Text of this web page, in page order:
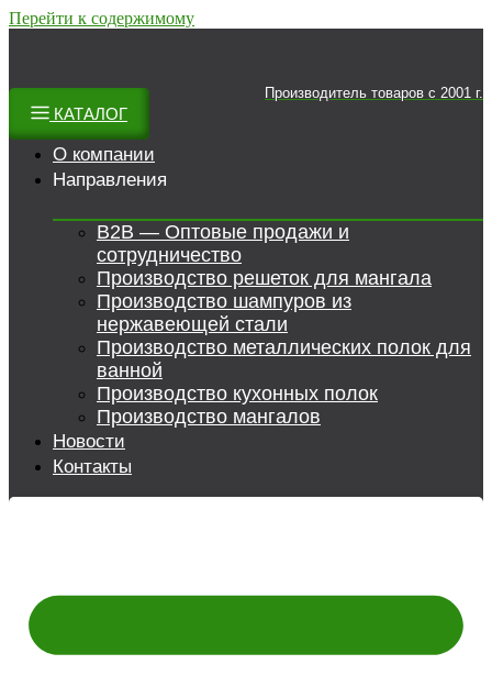
Перейти к содержимому
Производитель товаров c 2001 г.
КАТАЛОГ
О компании
Направления
B2B — Оптовые продажи и
сотрудничество
Производство решеток для мангала
Производство шампуров из
нержавеющей стали
Производство металлических полок для
ванной
Производство кухонных полок
Производство мангалов
Новости
Контакты